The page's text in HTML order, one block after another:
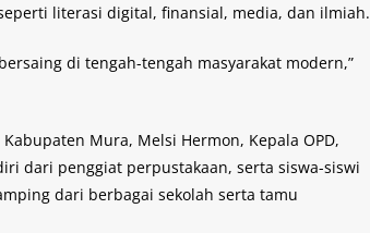
literasi digital, finansial, media, dan ilmiah.
di tengah-tengah masyarakat modern,”
Mura, Melsi Hermon, Kepala OPD,
dari penggiat perpustakaan, serta siswa-siswi
dari berbagai sekolah serta tamu